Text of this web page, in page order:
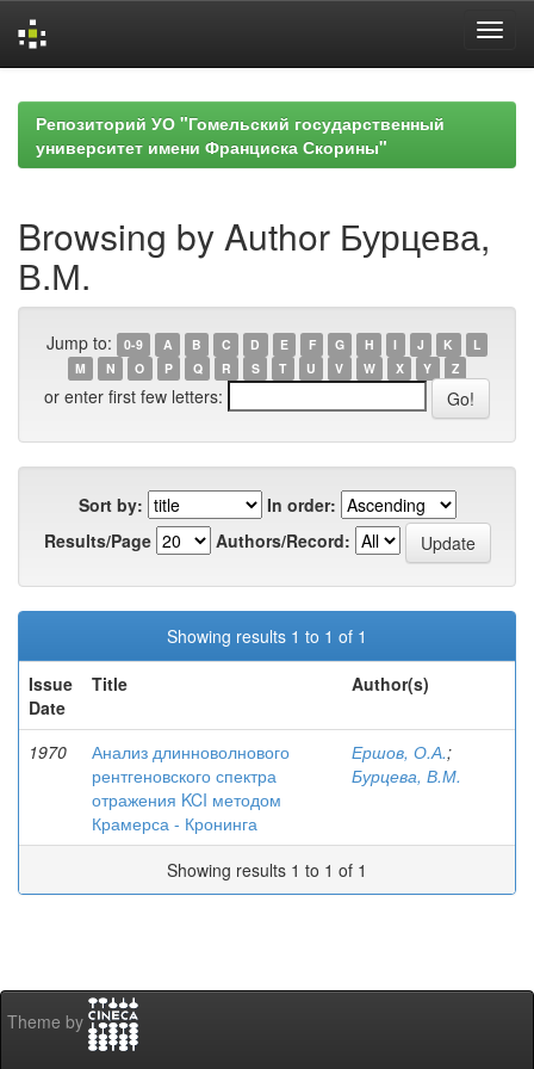
navigationРепозиторий УО "Гомельский государственный
университет имени Франциска Скорины"
Browsing by Author Бурцева,
В.М.
Jump to: 0-9 A B C D E F G H I J K
L
M
N O P Q R S T U V W X Y Z
or enter first few letters:
Sort by:
In order:
Results/Page
Authors/Record:
Showing results 1 to 1 of 1
Issue
Date
Title Author(s)
1970
Анализ длинноволнового
рентгеновского спектра
отражения KCI методом
Крамерса - Кронинга
Ершов, О.А.;
Бурцева, В.М.
Showing results 1 to 1 of 1
Theme by